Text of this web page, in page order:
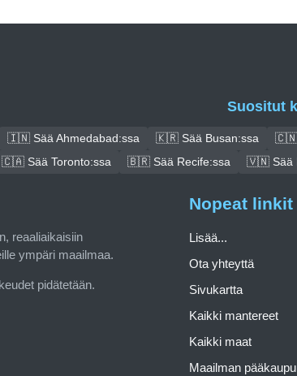
Suositut
🇮🇳 Sää Ahmedabad:ssa 🇰🇷 Sää Busan:ssa 🇨🇳
🇨🇦 Sää Toronto:ssa
🇧🇷 Sää Recife:ssa 🇻🇳 Sää
reaaliaikaisiin
ympäri maailmaa.
pidätetään.
Nopeat linkit
Lisää...
Ota yhteyttä
Sivukartta
Kaikki mantereet
Kaikki maat
Maailman